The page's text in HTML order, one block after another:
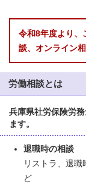
令和8年度より、
談、オンライン
労働相談とは
兵庫県社労保険労
ます。
退職時の相談
リストラ、退職
ど